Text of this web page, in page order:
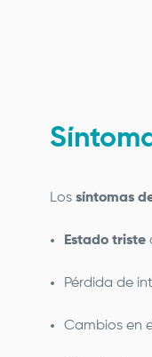
Los síntomas
Estado triste
Pérdida de
Cambios en